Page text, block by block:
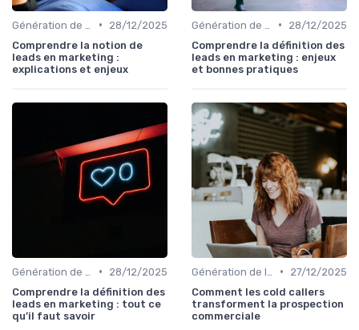
•
28/12/2025
Comprendre la notion de
leads en marketing :
explications et enjeux
•
28/12/2025
Comprendre la définition des
leads en marketing : enjeux
et bonnes pratiques
•
28/12/2025
Comprendre la définition des
leads en marketing : tout ce
qu’il faut savoir
•
27/12/2025
Comment les cold callers
transforment la prospection
commerciale